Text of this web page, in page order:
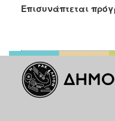
Επισυνάπτεται